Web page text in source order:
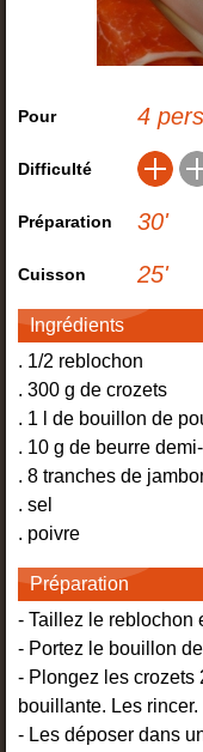
Pour 4
Difficulté
Préparation 30'
Cuisson 25'
Ingrédients
. 1/2 reblochon
. 300 g de crozets
. 1 l de bouillon de
. 10 g de beurre
. 8 tranches de
. sel
. poivre
Préparation
- Taillez le reblochon
- Portez le bouillon
- Plongez les crozets
bouillante. Les rincer.
- Les déposer dans